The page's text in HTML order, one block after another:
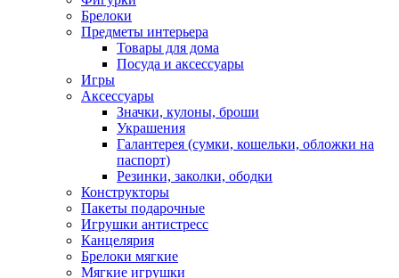
Брелоки
Предметы интерьера
Товары для дома
Посуда и аксессуары
Игры
Аксессуары
Значки, кулоны, броши
Украшения
Галантерея (сумки, кошельки, обложки на
паспорт)
Резинки, заколки, ободки
Конструкторы
Пакеты подарочные
Игрушки антистресс
Канцелярия
Брелоки мягкие
Мягкие игрушки